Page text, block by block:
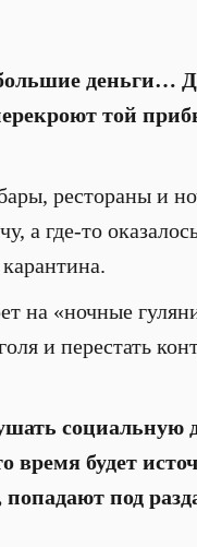
большие
той
рестораны и
а где-то
на «ночные
и перестать
социальную
время будет
под